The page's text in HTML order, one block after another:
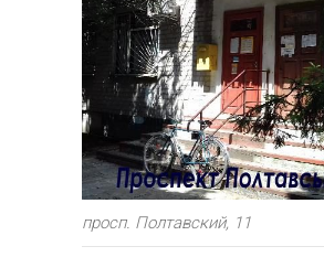
просп. Полтавский, 11